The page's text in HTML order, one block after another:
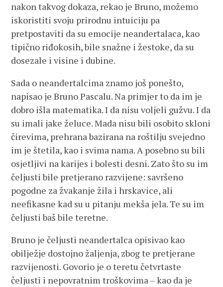
nakon takvog dokaza, rekao je Bruno, možemo
iskoristiti svoju prirodnu intuiciju pa
pretpostaviti da su emocije neandertalaca, kao
tipično riđokosih, bile snažne i žestoke, da su
dosezale i visine i dubine.
Sada o neandertalcima znamo još ponešto,
napisao je Bruno Pascalu. Na primjer to da im je
dobro išla matematika. I da nisu voljeli gužvu. I da
su imali jake želuce. Mada nisu bili osobito skloni
čirevima, prehrana bazirana na roštilju svejedno
im je štetila, kao i svima nama. A posebno su bili
osjetljivi na karijes i bolesti desni. Zato što su im
čeljusti bile pretjerano razvijene: savršeno
pogodne za žvakanje žila i hrskavice, ali
neefikasne kad su u pitanju mekša jela. Te su im
čeljusti baš bile teretne.
Bruno je čeljusti neandertalca opisivao kao
obilježje dostojno žaljenja, zbog te pretjerane
razvijenosti. Govorio je o teretu četvrtaste
čeljusti i nepovratnim troškovima – kao da je